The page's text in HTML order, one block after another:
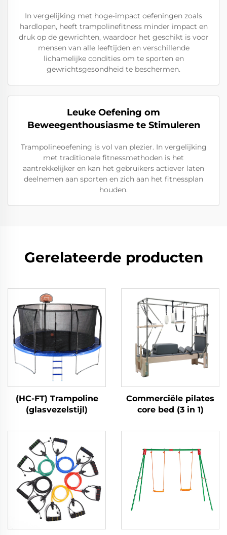
In vergelijking met hoge-impact oefeningen zoals
hardlopen, heeft trampolinefitness minder impact en
druk op de gewrichten, waardoor het geschikt is voor
mensen van alle leeftijden en verschillende
lichamelijke condities om te sporten en
gewrichtsgesondheid te beschermen.
Leuke Oefening om
Beweegenthousiasme te Stimuleren
Trampolineoefening is vol van plezier. In vergelijking
met traditionele fitnessmethoden is het
aantrekkelijker en kan het gebruikers actiever laten
deelnemen aan sporten en zich aan het fitnessplan
houden.
Gerelateerde producten
(HC-FT) Trampoline
(glasvezelstijl)
Commerciële pilates
core bed (3 in 1)